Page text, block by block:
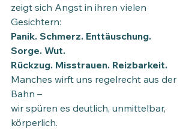
zeigt sich Angst in ihren vielen
Gesichtern:
Panik. Schmerz. Enttäuschung.
Sorge. Wut.
Rückzug. Misstrauen. Reizbarkeit.
Manches wirft uns regelrecht aus der
Bahn –
wir spüren es deutlich, unmittelbar,
körperlich.